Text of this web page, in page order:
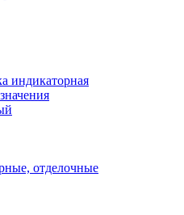
индикаторная
отделочные